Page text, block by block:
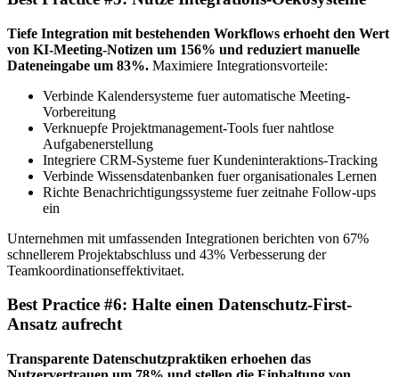
Tiefe Integration mit bestehenden Workflows erhoeht den Wert
von KI-Meeting-Notizen um 156% und reduziert manuelle
Dateneingabe um 83%. Maximiere Integrationsvorteile:
Verbinde Kalendersysteme fuer automatische Meeting-
Vorbereitung
Verknuepfe Projektmanagement-Tools fuer nahtlose
Aufgabenerstellung
Integriere CRM-Systeme fuer Kundeninteraktions-Tracking
Verbinde Wissensdatenbanken fuer organisationales Lernen
Richte Benachrichtigungssysteme fuer zeitnahe Follow-ups
ein
Unternehmen mit umfassenden Integrationen berichten von 67%
schnellerem Projektabschluss und 43% Verbesserung der
Teamkoordinationseffektivitaet.
Best Practice #6: Halte einen Datenschutz-First-
Ansatz aufrecht
Transparente Datenschutzpraktiken erhoehen das